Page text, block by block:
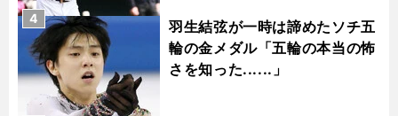
羽生結弦が一時は諦めたソチ五
輪の金メダル「五輪の本当の怖
さを知った......」
4